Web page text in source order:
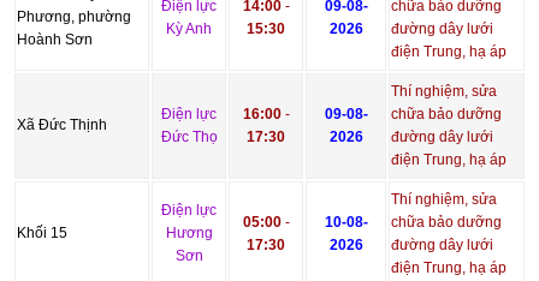
Phương, phường
Hoành Sơn
Điện lực
Kỳ Anh
14:00-
15:30
09-08-
2026
chữa bảo dưỡng
đường dây lưới
điện Trung, hạ áp
Xã Đức Thịnh
Điện lực
Đức Thọ
16:00-
17:30
09-08-
2026
Thí nghiệm, sửa
chữa bảo dưỡng
đường dây lưới
điện Trung, hạ áp
Khối 15
Điện lực
Hương
Sơn
05:00-
17:30
10-08-
2026
Thí nghiệm, sửa
chữa bảo dưỡng
đường dây lưới
điện Trung, hạ áp